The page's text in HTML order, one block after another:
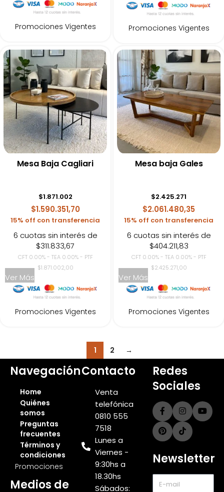
Promociones Vigentes Promociones Vigentes
Mesa Baja Cagliari
$1.871.002
$1.590.351,70
15% off con transferencia
6 cuotas sin interés de
$311.833,67
CFT 0.00% - TEA 0.00% - PTF
$1.871.002,00
Ver Más
Promociones Vigentes
Mesa baja Gales
$2.425.271
$2.061.480,35
15% off con transferencia
6 cuotas sin interés de
$404.211,83
CFT 0.00% - TEA 0.00% - PTF
$2.425.271,00
Ver Más
Promociones Vigentes
1 2 →
Navegación
Home
Quiénes
somos
Preguntas
frecuentes
Términos y
condiciones
Promociones
Medios de
Contacto
Venta
telefónica
0810 555
7518
Lunes a
Viernes -
9:30hs a
18.30hs
Sábados:
Redes
Sociales
Newsletter